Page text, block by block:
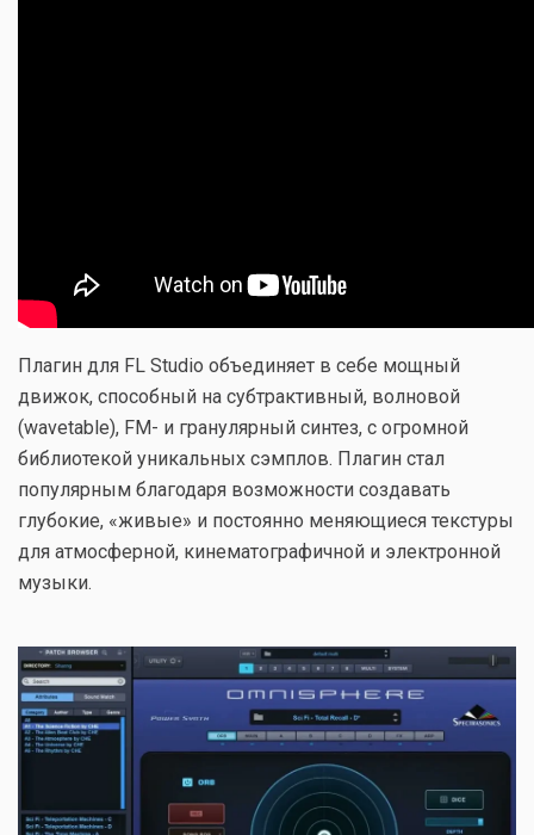
Плагин для FL Studio объединяет в себе мощный
движок, способный на субтрактивный, волновой
(wavetable), FM- и гранулярный синтез, с огромной
библиотекой уникальных сэмплов. Плагин стал
популярным благодаря возможности создавать
глубокие, «живые» и постоянно меняющиеся текстуры
для атмосферной, кинематографичной и электронной
музыки.